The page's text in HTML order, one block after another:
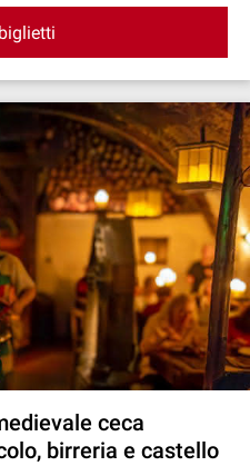
ceca
birreria e castello